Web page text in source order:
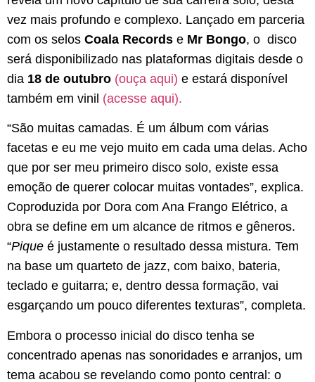
vez mais profundo e complexo. Lançado em parceria
com os selos Coala Records e Mr Bongo, o disco
será disponibilizado nas plataformas digitais desde o
dia 18 de outubro (ouça aqui) e estará disponível
também em vinil (acesse aqui).
“São muitas camadas. É um álbum com várias
facetas e eu me vejo muito em cada uma delas. Acho
que por ser meu primeiro disco solo, existe essa
emoção de querer colocar muitas vontades”, explica.
Coproduzida por Dora com Ana Frango Elétrico, a
obra se define em um alcance de ritmos e gêneros.
“Pique é justamente o resultado dessa mistura. Tem
na base um quarteto de jazz, com baixo, bateria,
teclado e guitarra; e, dentro dessa formação, vai
esgarçando um pouco diferentes texturas”, completa.
Embora o processo inicial do disco tenha se
concentrado apenas nas sonoridades e arranjos, um
tema acabou se revelando como ponto central: o